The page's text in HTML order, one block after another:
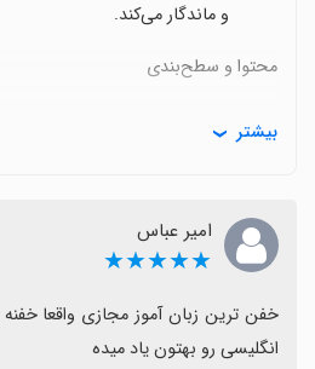
و ماندگار می‌کند.
محتوا و سطح‌بندی
ارزش هزینه و قیمت‌گذاری
کاربران از قیمت‌های بالا یا مدل
بیشتر
امیر عباس
★★★★★
انگلیسی رو بهتون یاد میده